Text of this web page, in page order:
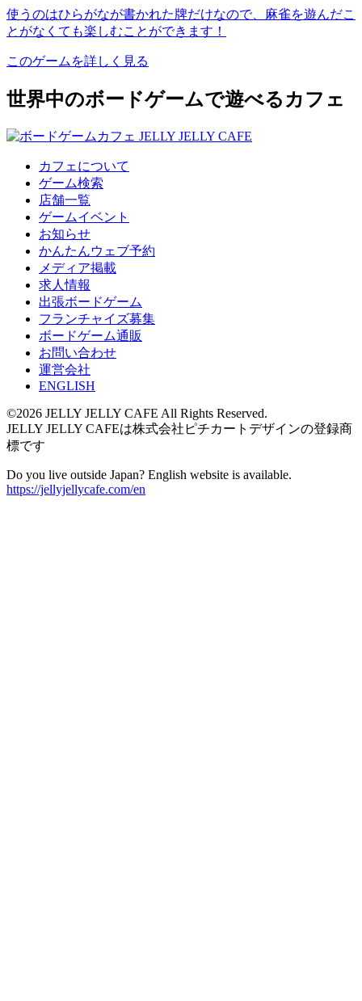
使うのはひらがなが書かれた牌だけなので、麻雀を遊んだこ
とがなくても楽しむことができます！
このゲームを詳しく見る
世界中のボードゲームで遊べるカフェ
カフェについて
ゲーム検索
店舗一覧
ゲームイベント
お知らせ
かんたんウェブ予約
メディア掲載
求人情報
出張ボードゲーム
フランチャイズ募集
ボードゲーム通販
お問い合わせ
運営会社
ENGLISH
©2026 JELLY JELLY CAFE All Rights Reserved.
JELLY JELLY CAFEは株式会社ピチカートデザインの登録商
標です
Do you live outside Japan? English website is available.
https://jellyjellycafe.com/en